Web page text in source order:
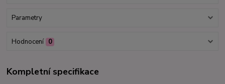
Parametry
Hodnocení 0
Kompletní specifikace